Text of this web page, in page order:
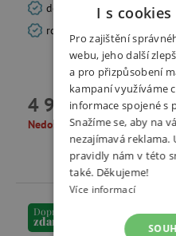
dostatek prostoru pro
rozvíjí hru rolí,
4 999 Kč
Nedostupné
Doprava
zdarma
I s
Pro zajištění
webu, jeho další
a pro přizpůsobení
kampaní využíváme
informace spojené s
Snažíme se, aby na
nezajímavá reklama.
pravidly nám v této
také. Děkujeme!
Více informací